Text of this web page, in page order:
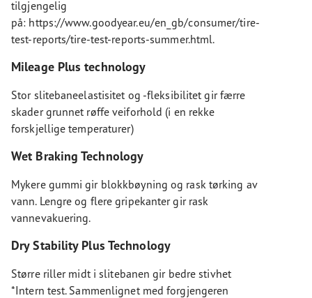
tilgjengelig
på: https://www.goodyear.eu/en_gb/consumer/tire-
test-reports/tire-test-reports-summer.html.
Mileage Plus technology
Stor slitebaneelastisitet og -fleksibilitet gir færre
skader grunnet røffe veiforhold (i en rekke
forskjellige temperaturer)
Wet Braking Technology
Mykere gummi gir blokkbøyning og rask tørking av
vann. Lengre og flere gripekanter gir rask
vannevakuering.
Dry Stability Plus Technology
Større riller midt i slitebanen gir bedre stivhet
*Intern test. Sammenlignet med forgjengeren